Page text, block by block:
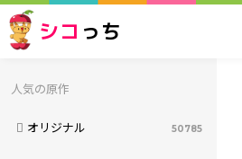
シコ っち
人気の原作
オリジナル 50785